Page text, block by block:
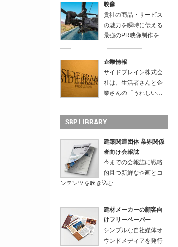
映像
貴社の商品・サービス
の魅力を瞬時に伝える
最強のPR映像制作を…
企業情報
サイドブレイン株式会
社は、生活者さんと企
業さんの「うれしい…
SBP LIBRARY
建築関連団体 業界関係
者向け会報誌
今までの会報誌に戦略
的且つ新鮮な企画とコ
ンテンツを吹き込む…
建材メーカーの顧客向
けフリーペーパー
シンプルな自社媒体オ
ウンドメディアを発行